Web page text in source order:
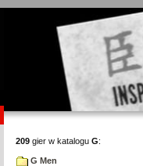
209 gier w katalogu G:
G Men